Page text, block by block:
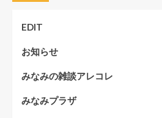
EDIT
お知らせ
みなみの雑談アレコレ
みなみプラザ